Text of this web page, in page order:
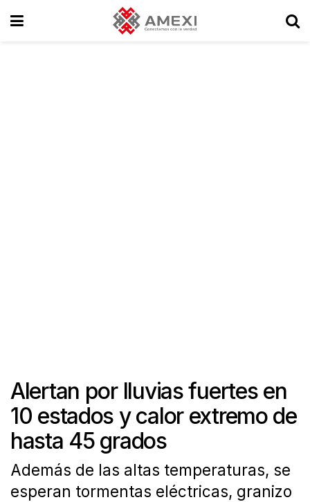
Alertan por lluvias fuertes en
10 estados y calor extremo de
hasta 45 grados
Además de las altas temperaturas, se
esperan tormentas eléctricas, granizo